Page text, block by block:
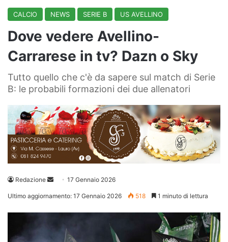
CALCIO NEWS SERIE B US AVELLINO
Dove vedere Avellino-
Carrarese in tv? Dazn o Sky
Tutto quello che c'è da sapere sul match di Serie
B: le probabili formazioni dei due allenatori
Redazione
Invia 17 Gennaio 2026
Ultimo aggiornamento: 17 Gennaio 2026 518 1 minuto di lettura